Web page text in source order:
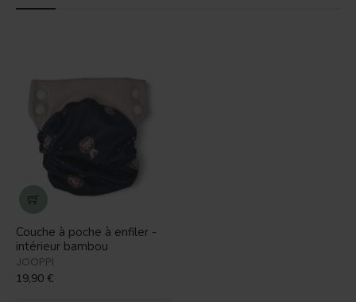
Couche à poche à enfiler -
intérieur bambou
JOOPPI
19,90 €